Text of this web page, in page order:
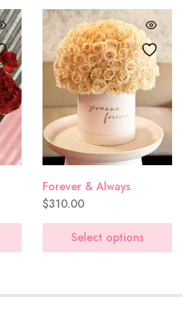
Forever & Always
$310.00
Select options